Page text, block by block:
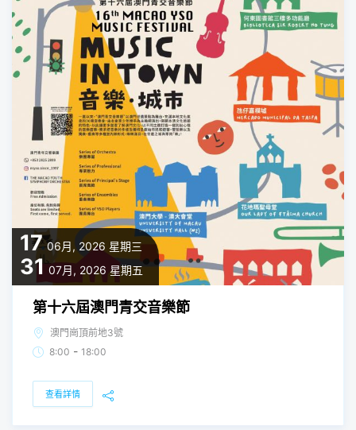
17 06月, 2026 星期三
31 07月, 2026 星期五
第十六屆澳門青交音樂節
澳門崗頂前地3號
8:00 - 18:00
查看詳情